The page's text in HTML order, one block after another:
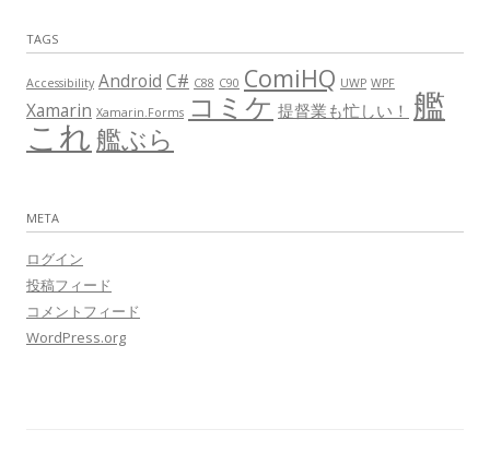
TAGS
Accessibility Android C# C88 C90 ComiHQ UWP WPF
Xamarin Xamarin.Forms コミケ 提督業も忙しい！ 艦
これ艦ぶら
META
ログイン
投稿フィード
コメントフィード
WordPress.org